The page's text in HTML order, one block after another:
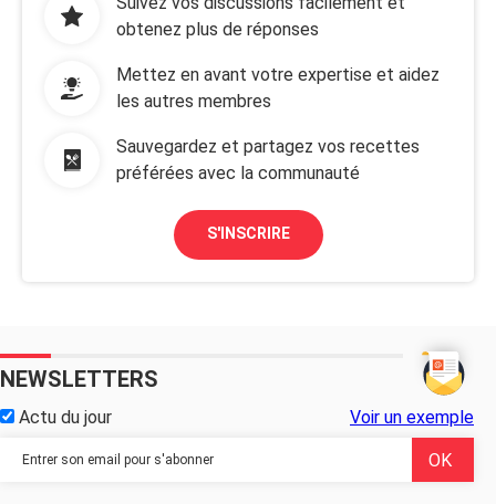
obtenez plus de réponses
Mettez en avant votre expertise et aidez
les autres membres
Sauvegardez et partagez vos recettes
préférées avec la communauté
S'INSCRIRE
NEWSLETTERS
Actu du jour Voir un exemple